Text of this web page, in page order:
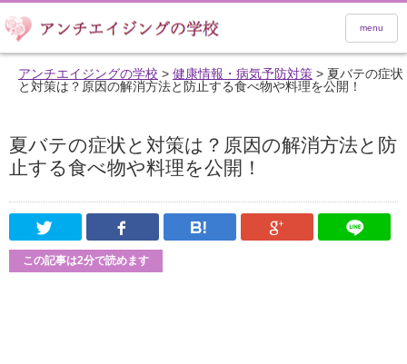
menu
アンチエイジングの学校 > 健康情報・病気予防対策 > 夏バテの症状
と対策は？原因の解消方法と防止する食べ物や料理を公開！
夏バテの症状と対策は？原因の解消方法と防
止する食べ物や料理を公開！
Twitter Facebook はてなブックマーク
Google
この記事は2分で読めます